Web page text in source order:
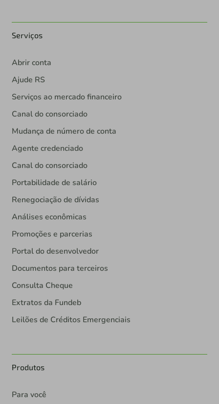
Serviços
Abrir conta
Ajude RS
Serviços ao mercado financeiro
Canal do consorciado
Mudança de número de conta
Agente credenciado
Canal do consorciado
Portabilidade de salário
Renegociação de dívidas
Análises econômicas
Promoções e parcerias
Portal do desenvolvedor
Documentos para terceiros
Consulta Cheque
Extratos da Fundeb
Leilões de Créditos Emergenciais
Produtos
Para você